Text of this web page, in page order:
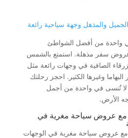
الجميل والمذهل وجهة سياحية رائعة
واحدة من أفضل الشواطئ
عروض سفر مذهلة. استمتع بالشمس
الصافية في وجهات رائعة مثل
وغيرها الكثير. احجز رحلتك
لا تُنسى في واحدة من أجمل
الأرض.
مع عروض سياحة مغرية في